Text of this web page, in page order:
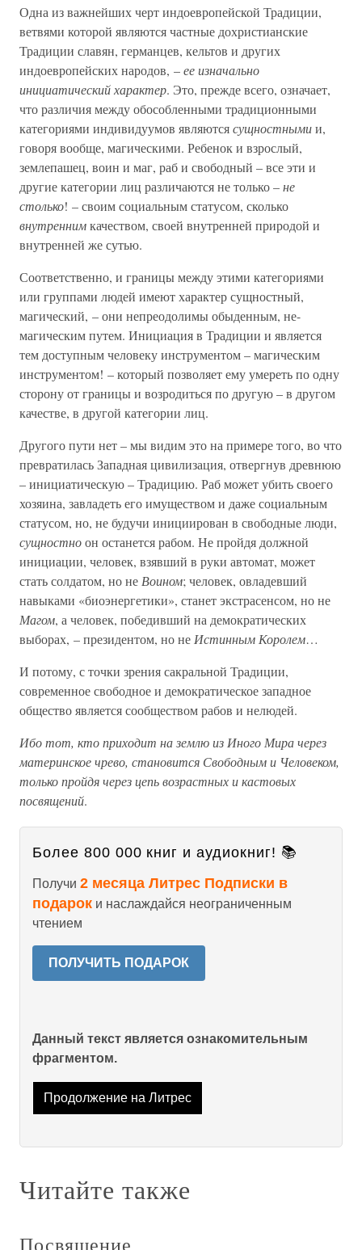
Одна из важнейших черт индоевропейской Традиции,
ветвями которой являются частные дохристианские
Традиции славян, германцев, кельтов и других
индоевропейских народов, –ее изначально
инициатический характер. Это, прежде всего, означает,
что различия между обособленными традиционными
категориями индивидуумов являютсясущностнымии,
говоря вообще, магическими. Ребенок и взрослый,
землепашец, воин и маг, раб и свободный – все эти и
другие категории лиц различаются не только –не
столько! – своим социальным статусом, сколько
внутреннимкачеством, своей внутренней природой и
внутренней же сутью.
Соответственно, и границы между этими категориями
или группами людей имеют характер сущностный,
магический, – они непреодолимы обыденным, не-
магическим путем. Инициация в Традиции и является
тем доступным человеку инструментом – магическим
инструментом! – который позволяет ему умереть по одну
сторону от границы и возродиться по другую – в другом
качестве, в другой категории лиц.
Другого пути нет – мы видим это на примере того, во что
превратилась Западная цивилизация, отвергнув древнюю
– инициатическую – Традицию. Раб может убить своего
хозяина, завладеть его имуществом и даже социальным
статусом, но, не будучи инициирован в свободные люди,
сущностноон останется рабом. Не пройдя должной
инициации, человек, взявший в руки автомат, может
стать солдатом, но не Воином; человек, овладевший
навыками «биоэнергетики», станет экстрасенсом, но не
Магом, а человек, победивший на демократических
выборах, – президентом, но не Истинным Королем…
И потому, с точки зрения сакральной Традиции,
современное свободное и демократическое западное
общество является сообществом рабов и нелюдей.
Ибо тот, кто приходит на землю из Иного Мира через
материнское чрево, становится Свободным и Человеком,
только пройдя через цепь возрастных и кастовых
посвящений.
Более 800 000 книг и аудиокниг! 📚
Получи 2 месяца Литрес Подписки в
подарок и наслаждайся неограниченным
чтением
ПОЛУЧИТЬ ПОДАРОК
Данный текст является ознакомительным
фрагментом.
Продолжение на Литрес
Читайте также
Посвящение